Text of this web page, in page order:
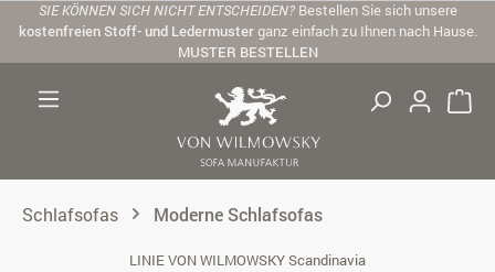
Zum Hauptinhalt springen
SIE KÖNNEN SICH NICHT ENTSCHEIDEN? Bestellen Sie sich unsere
kostenfreien Stoff- und Ledermusterganz einfach zu Ihnen nach Hause.
MUSTER BESTELLEN
Schlafsofas Moderne Schlafsofas
LINIE VON WILMOWSKY Scandinavia